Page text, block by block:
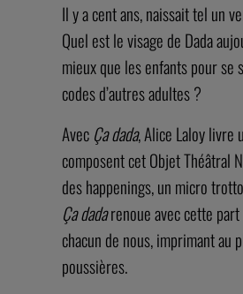
Il y a cent ans, naissait tel un
Quel est le visage de Dada
mieux que les enfants pour se
codes d’autres adultes ?
Avec Ça dada, Alice Laloy livre
composent cet Objet Théâtral
des happenings, un micro
Ça dadarenoue avec cette
chacun de nous, imprimant au
poussières.